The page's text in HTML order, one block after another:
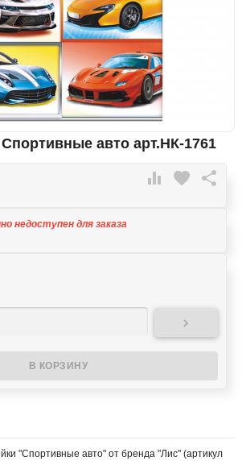
авто арт.НК-1761
 favorite 
недоступен для заказа

"Спортивные авто" от бренда "Лис" (артикул